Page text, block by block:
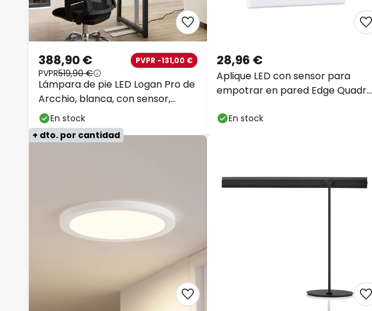
Lámpara de pie LED Logan Pro de
Arcchio, blanca, con sensor,
atenuable
388,90 € PVPR -131,00 €
PVPR519,90 €
En stock
Aplique LED con sensor para
empotrar en pared Edge Quadro
28,96 €
En stock
+ dto. por cantidad